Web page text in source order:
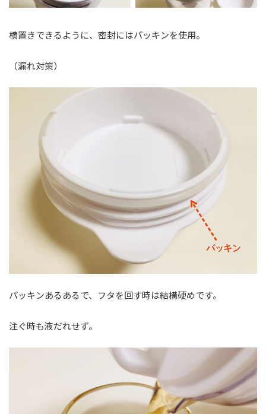
横置きできるように、密封にはパッキンを使用。
（漏れ対策）
パッキンあるあるで、フタを回す時は結構硬めです。
注ぐ時も液だれせず。